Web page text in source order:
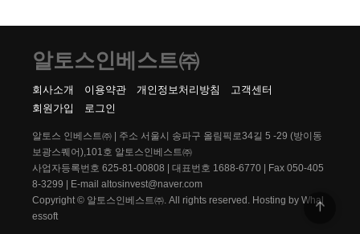
알토스인베스트㈜
회사소개 이용약관 개인정보처리방침
고객센터
회원가입
로그인
알토스 인베스트㈜ | 주소 서울시 송파구 올림픽로34길 5 -29 (방이동
보광스퀘어),101호 알토스인베스트㈜
사업자등록번호 625-81-00808 | 대표번호 1688-6770 | Fax 050-405
8-3299 | E-mail altosinvest@naver.com
Copyright © 알토스인베스트㈜. All rights reserved. Hosting by Whal
essoft